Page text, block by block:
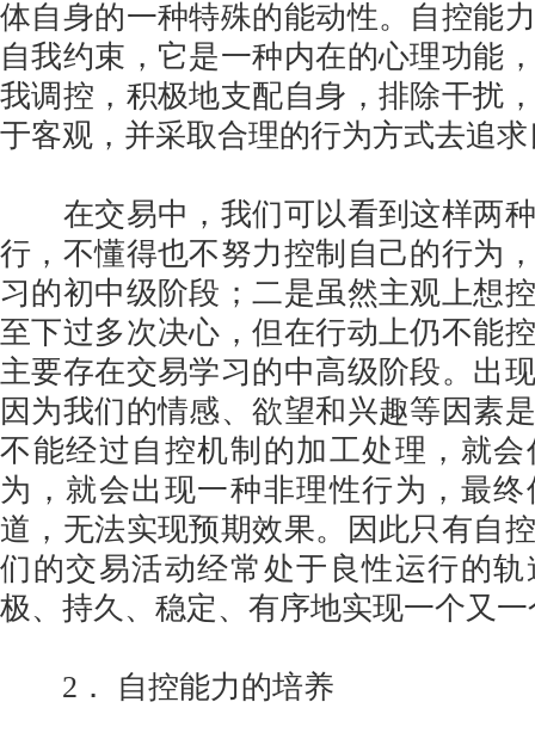
体自身的一种特殊的能动性。自控能
自我约束，它是一种内在的心理功能
我调控，积极地支配自身，排除干扰
于客观，并采取合理的行为方式去追
在交易中，我们可以看到这样两种
行，不懂得也不努力控制自己的行为
习的初中级阶段；二是虽然主观上想
至下过多次决心，但在行动上仍不能
主要存在交易学习的中高级阶段。出
因为我们的情感、欲望和兴趣等因素
不能经过自控机制的加工处理，就
为，就会出现一种非理性行为，最
道，无法实现预期效果。因此只有自
们的交易活动经常处于良性运行的
极、持久、稳定、有序地实现一个又
2． 自控能力的培养